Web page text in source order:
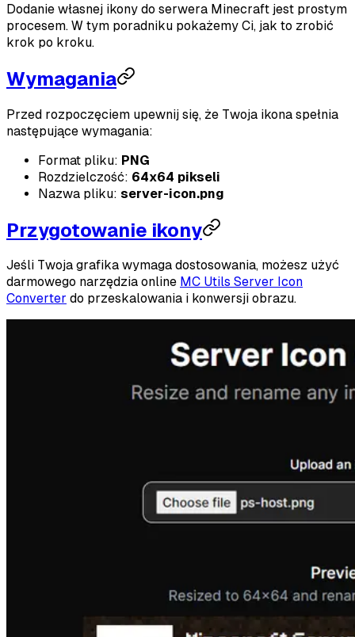
Dodanie własnej ikony do serwera Minecraft jest prostym
procesem. W tym poradniku pokażemy Ci, jak to zrobić
krok po kroku.
Wymagania
Przed rozpoczęciem upewnij się, że Twoja ikona spełnia
następujące wymagania:
Format pliku: PNG
Rozdzielczość: 64x64 pikseli
Nazwa pliku: server-icon.png
Przygotowanie ikony
Jeśli Twoja grafika wymaga dostosowania, możesz użyć
darmowego narzędzia online MC Utils Server Icon
Converter do przeskalowania i konwersji obrazu.